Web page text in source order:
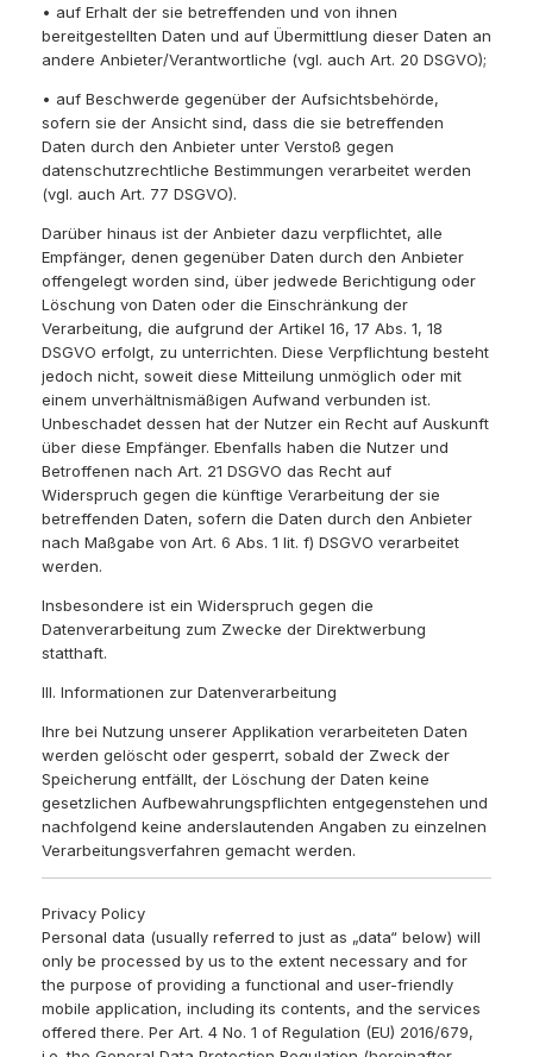
• auf Erhalt der sie betreffenden und von ihnen
bereitgestellten Daten und auf Übermittlung dieser Daten an
andere Anbieter/Verantwortliche (vgl. auch Art. 20 DSGVO);
• auf Beschwerde gegenüber der Aufsichtsbehörde,
sofern sie der Ansicht sind, dass die sie betreffenden
Daten durch den Anbieter unter Verstoß gegen
datenschutzrechtliche Bestimmungen verarbeitet werden
(vgl. auch Art. 77 DSGVO).
Darüber hinaus ist der Anbieter dazu verpflichtet, alle
Empfänger, denen gegenüber Daten durch den Anbieter
offengelegt worden sind, über jedwede Berichtigung oder
Löschung von Daten oder die Einschränkung der
Verarbeitung, die aufgrund der Artikel 16, 17 Abs. 1, 18
DSGVO erfolgt, zu unterrichten. Diese Verpflichtung besteht
jedoch nicht, soweit diese Mitteilung unmöglich oder mit
einem unverhältnismäßigen Aufwand verbunden ist.
Unbeschadet dessen hat der Nutzer ein Recht auf Auskunft
über diese Empfänger. Ebenfalls haben die Nutzer und
Betroffenen nach Art. 21 DSGVO das Recht auf
Widerspruch gegen die künftige Verarbeitung der sie
betreffenden Daten, sofern die Daten durch den Anbieter
nach Maßgabe von Art. 6 Abs. 1 lit. f) DSGVO verarbeitet
werden.
Insbesondere ist ein Widerspruch gegen die
Datenverarbeitung zum Zwecke der Direktwerbung
statthaft.
III. Informationen zur Datenverarbeitung
Ihre bei Nutzung unserer Applikation verarbeiteten Daten
werden gelöscht oder gesperrt, sobald der Zweck der
Speicherung entfällt, der Löschung der Daten keine
gesetzlichen Aufbewahrungspflichten entgegenstehen und
nachfolgend keine anderslautenden Angaben zu einzelnen
Verarbeitungsverfahren gemacht werden.
Privacy Policy
Personal data (usually referred to just as „data“ below) will
only be processed by us to the extent necessary and for
the purpose of providing a functional and user-friendly
mobile application, including its contents, and the services
offered there. Per Art. 4 No. 1 of Regulation (EU) 2016/679,